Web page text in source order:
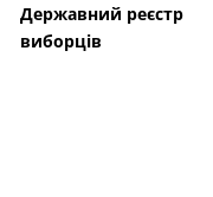
Державний реєстр
виборців